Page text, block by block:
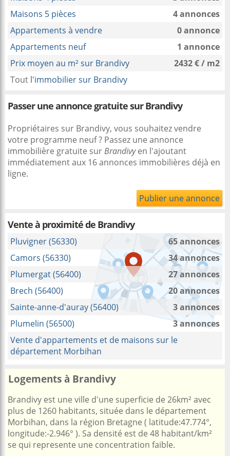
Maisons 5 pièces
4 annonces
Appartements à vendre
0 annonce
Appartements neuf
1 annonce
Prix moyen au m² sur Brandivy
2432 € / m2
Tout l'immobilier sur Brandivy
Passer une annonce gratuite sur Brandivy
Propriétaires sur Brandivy, vous souhaitez vendre
votre programme neuf ? Passez une annonce
immobilière gratuite surBrandivyen l'ajoutant
immédiatement aux 16 annonces immobilières déjà en
ligne.
Publier une annonce
Vente à proximitéde Brandivy
Pluvigner (56330)
65 annonces
Camors (56330)
34 annonces
Plumergat (56400)
27 annonces
Brech (56400)
20 annonces
Sainte-anne-d'auray (56400)
3 annonces
Plumelin (56500)
3 annonces
Vente d'appartements et de maisons sur le
département Morbihan
Logements à Brandivy
Brandivy est une ville d'une superficie de 26km² avec
plus de 1260 habitants, située dans le département
Morbihan, dans la région Bretagne ( latitude:47.774°,
longitude:-2.946° ). Sa densité est de 48 habitant/km²
se qui represente une concentration faible.